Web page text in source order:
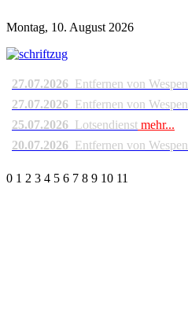
Montag, 10. August 2026
27.07.2026 Entfernen von Wespen
27.07.2026 Entfernen von Wespen
25.07.2026 Lotsendienst mehr...
20.07.2026 Entfernen von Wespen
0 1 2 3 4 5 6 7 8 9 10 11